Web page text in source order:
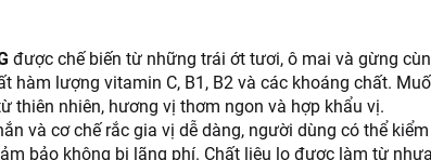
được chế biến từ những trái ớt tươi, ô mai và gừng
hàm lượng vitamin C, B1, B2 và các khoáng chất.
thiên nhiên, hương vị thơm ngon và hợp khẩu vị.
và cơ chế rắc gia vị dễ dàng, người dùng có thể
bảo không bị lãng phí. Chất liệu lọ được làm từ